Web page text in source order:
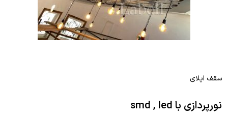
سقف اپلای
نورپردازی با smd , led